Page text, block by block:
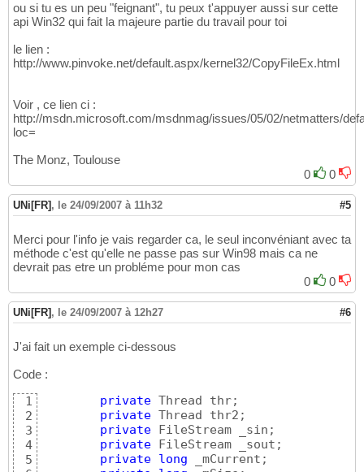
ou si tu es un peu "feignant", tu peux t'appuyer aussi sur cette
api Win32 qui fait la majeure partie du travail pour toi
le lien :
http://www.pinvoke.net/default.aspx/kernel32/CopyFileEx.html
Voir , ce lien ci :
http://msdn.microsoft.com/msdnmag/issues/05/02/netmatters/
loc=
The Monz, Toulouse
0
0
UNi[FR] , le 24/09/2007 à 11h32 #5
Merci pour l'info je vais regarder ca, le seul inconvéniant avec ta
méthode c'est qu'elle ne passe pas sur Win98 mais ca ne
devrait pas etre un probléme pour mon cas
0
0
UNi[FR] , le 24/09/2007 à 12h27 #6
J'ai fait un exemple ci-dessous
Code :
1
2
3
4
5
private Thread thr;
private Thread thr2;
private FileStream _sin;
private FileStream _sout;
private long _mCurrent;